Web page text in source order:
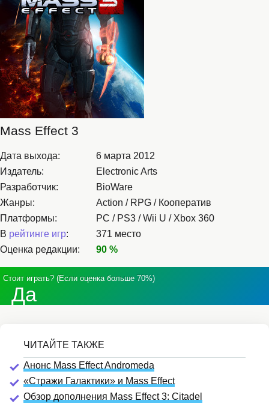
Mass Effect 3
Дата выхода:
6 марта 2012
Издатель:
Electronic Arts
Разработчик:
BioWare
Жанры:
Action / RPG / Кооператив
Платформы:
PC / PS3 / Wii U / Xbox 360
В рейтинге игр:
371 место
Оценка редакции:
90 %
Стоит играть? (Если оценка больше 70%)
Да
Анонс Mass Effect Andromeda
«Стражи Галактики» и Mass Effect
Обзор дополнения Mass Effect 3: Citadel